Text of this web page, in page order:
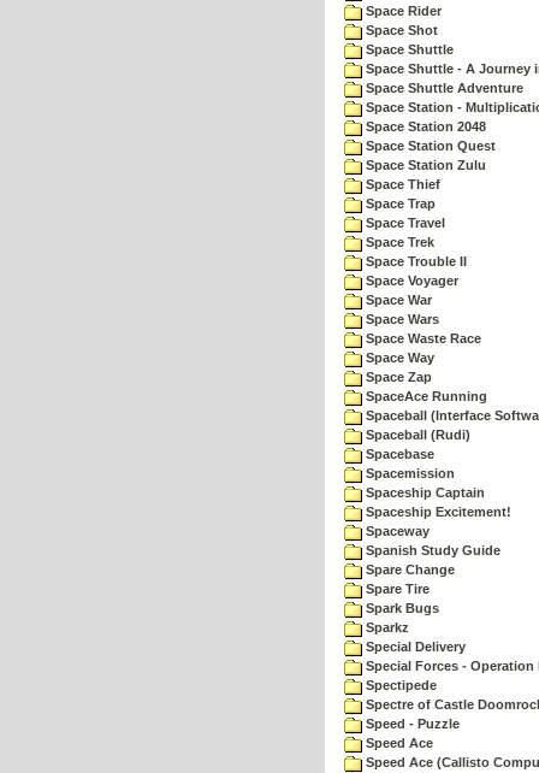
Space Rider
Space Shot
Space Shuttle
Space Shuttle - A Journey
Space Shuttle Adventure
Space Station -
Space Station 2048
Space Station Quest
Space Station Zulu
Space Thief
Space Trap
Space Travel
Space Trek
Space Trouble II
Space Voyager
Space War
Space Wars
Space Waste Race
Space Way
Space Zap
SpaceAce Running
Spaceball (Interface
Spaceball (Rudi)
Spacebase
Spacemission
Spaceship Captain
Spaceship Excitement!
Spaceway
Spanish Study Guide
Spare Change
Spare Tire
Spark Bugs
Sparkz
Special Delivery
Special Forces - Operation
Spectipede
Spectre of Castle
Speed - Puzzle
Speed Ace
Speed Ace (Callisto